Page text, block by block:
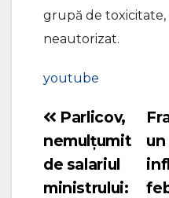
grupă de
neautorizat.
youtube
Navigare
în
articole
Parlicov,
nemulțumit
de salariul
ministrului: